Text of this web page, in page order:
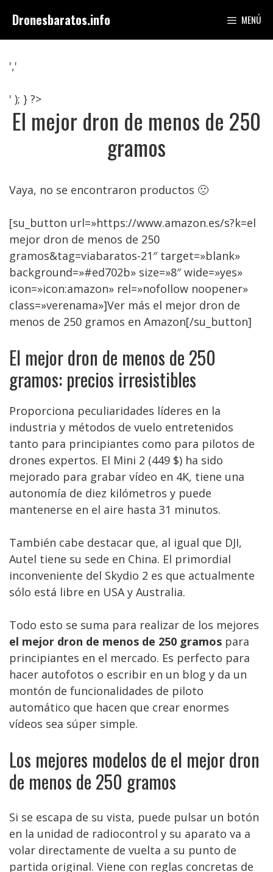
contenido
Dronesbaratos.info MENÚ
','
' ); } ?>
El mejor dron de menos de 250
gramos
Vaya, no se encontraron productos 🙁
[su_button url=»https://www.amazon.es/s?k=el
mejor dron de menos de 250
gramos&tag=viabaratos-21″ target=»blank»
background=»#ed702b» size=»8″ wide=»yes»
icon=»icon:amazon» rel=»nofollow noopener»
class=»verenama»]Ver más el mejor dron de
menos de 250 gramos en Amazon[/su_button]
El mejor dron de menos de 250
gramos: precios irresistibles
Proporciona peculiaridades líderes en la
industria y métodos de vuelo entretenidos
tanto para principiantes como para pilotos de
drones expertos. El Mini 2 (449 $) ha sido
mejorado para grabar vídeo en 4K, tiene una
autonomía de diez kilómetros y puede
mantenerse en el aire hasta 31 minutos.
También cabe destacar que, al igual que DJI,
Autel tiene su sede en China. El primordial
inconveniente del Skydio 2 es que actualmente
sólo está libre en USA y Australia.
Todo esto se suma para realizar de los mejores
el mejor dron de menos de 250 gramos para
principiantes en el mercado. Es perfecto para
hacer autofotos o escribir en un blog y da un
montón de funcionalidades de piloto
automático que hacen que crear enormes
vídeos sea súper simple.
Los mejores modelos de el mejor dron
de menos de 250 gramos
Si se escapa de su vista, puede pulsar un botón
en la unidad de radiocontrol y su aparato va a
volar directamente de vuelta a su punto de
partida original. Viene con reglas concretas de